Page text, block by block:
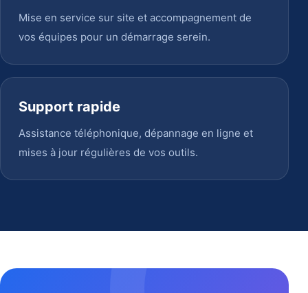
Mise en service sur site et accompagnement de
vos équipes pour un démarrage serein.
Support rapide
Assistance téléphonique, dépannage en ligne et
mises à jour régulières de vos outils.